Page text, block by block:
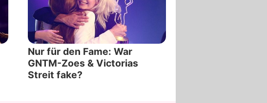
Nur für den Fame: War
GNTM-Zoes & Victorias
Streit fake?